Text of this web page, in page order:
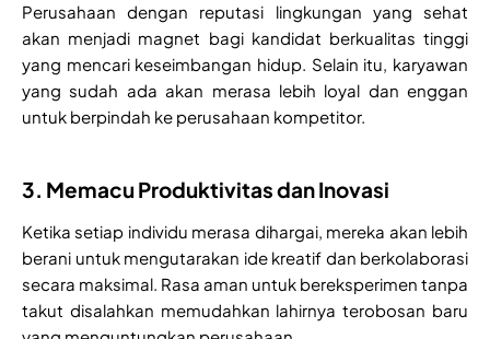
Perusahaan dengan reputasi lingkungan yang sehat
akan menjadi magnet bagi kandidat berkualitas tinggi
yang mencari keseimbangan hidup. Selain itu, karyawan
yang sudah ada akan merasa lebih loyal dan enggan
untuk berpindah ke perusahaan kompetitor.
3. Memacu Produktivitas dan Inovasi
Ketika setiap individu merasa dihargai, mereka akan lebih
berani untuk mengutarakan ide kreatif dan berkolaborasi
secara maksimal. Rasa aman untuk bereksperimen tanpa
takut disalahkan memudahkan lahirnya terobosan baru